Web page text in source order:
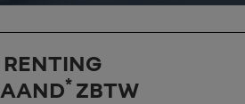
* ZBTW